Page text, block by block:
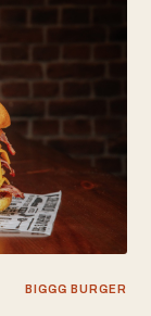
BIGGG BURGER